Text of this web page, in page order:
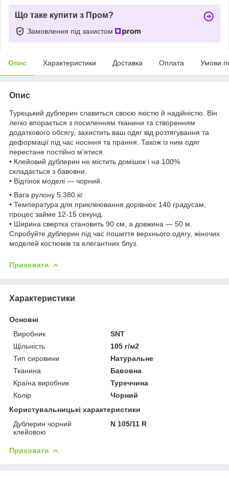
Що таке купити з Пром?
Замовлення під захистом
Опис Характеристики Доставка Оплата Умови
Опис
Турецький дублерин славиться своєю якістю й надійністю. Він
легко впорається з посиленням тканини та створенням
додаткового обсягу, захистить ваш одяг від розтягування та
деформації під час носіння та прання. Також із ним одяг
перестане постійно м'ятися.
• Клейовий дублерин не містить домішок і на 100%
складається з бавовни.
• Відтінок моделі — чорний.
• Вага рулону 5.380 кг
• Температура для приклеювання дорівнює 140 градусам,
процес займе 12-15 секунд.
• Ширина свертка становить 90 см, а довжина — 50 м.
Спробуйте дублерин під час пошиття верхнього одягу, жіночих
моделей костюмів та елегантних блуз.
Приховати
Характеристики
Основні
Виробник
SNT
Щільність
105 г/м2
Тип сировини
Натуральне
Тканина
Бавовна
Країна виробник
Туреччина
Колір
Чорний
Користувальницькі характеристики
Дублерин чорний
клейовою
N 105/11 R
Приховати